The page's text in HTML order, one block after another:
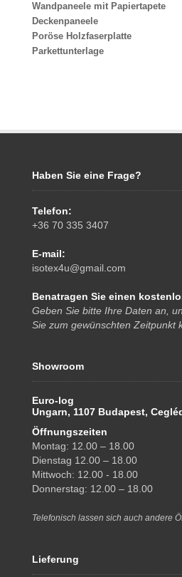
Wandpaneele mit Papiertapete
Deckenpaneele
Poröse Holzfaserplatte
Parkettunterlage
Haben Sie eine Frage?
Telefon:
+36 70 335 3407
E-mail:
isotex4u@gmail.com
Benatragen Sie einen
Geben Sie bitte Ihre Daten an,
Sie zum gewünschten Zeitpunkt
Showroom
Euro-log
Ungarn, 1107 Budapest,
Öffnungszeiten
Montag: 12.00 – 18.00
Dienstag 12.00 – 18.00
Mittwoch: 12.00 - 18.00
Donnerstag: 12.00 – 18.00
Telefonisch lassen sich auch andere
Lieferung